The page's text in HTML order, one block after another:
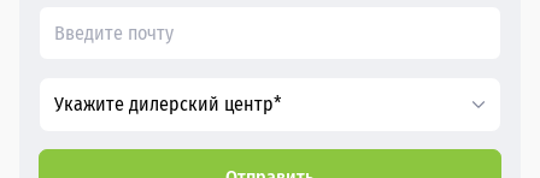
Укажите дилерский центр*